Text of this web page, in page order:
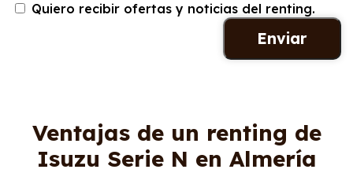
Quiero recibir ofertas y noticias del renting.
Ventajas de un renting de
Isuzu Serie N en Almería